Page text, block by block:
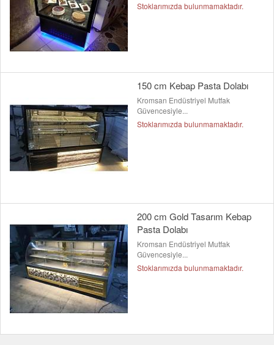
Stoklarımızda bulunmamaktadır.
150 cm Kebap Pasta Dolabı
Kromsan Endüstriyel Mutfak
Güvencesiyle...
Stoklarımızda bulunmamaktadır.
200 cm Gold Tasarım Kebap
Pasta Dolabı
Kromsan Endüstriyel Mutfak
Güvencesiyle...
Stoklarımızda bulunmamaktadır.